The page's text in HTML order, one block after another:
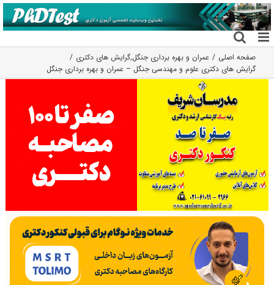
رفتن
به
محتوا
صفحه اصلی عمران و بهره برداری جنگل,گرایش های دکتری
گرایش های دکتری علوم و مهندسی ﺟﻨﮕﻞ – ﻋﻤﺮان و ﺑﻬﺮه ﺑﺮداری ﺟﻨﮕﻞ